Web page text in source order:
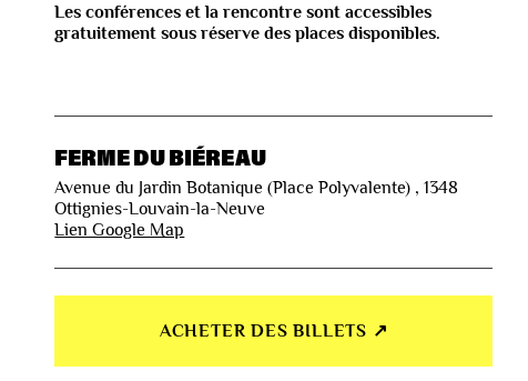
Les conférences et la rencontre sont accessibles
gratuitement sous réserve des places disponibles.
FERME DU BIÉREAU
Avenue du Jardin Botanique (Place Polyvalente) , 1348
Ottignies-Louvain-la-Neuve
Lien Google Map
ACHETER DES BILLETS ↗︎